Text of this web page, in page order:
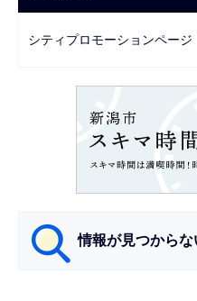
で
ーシティプロモーションページ
情報が見つからな